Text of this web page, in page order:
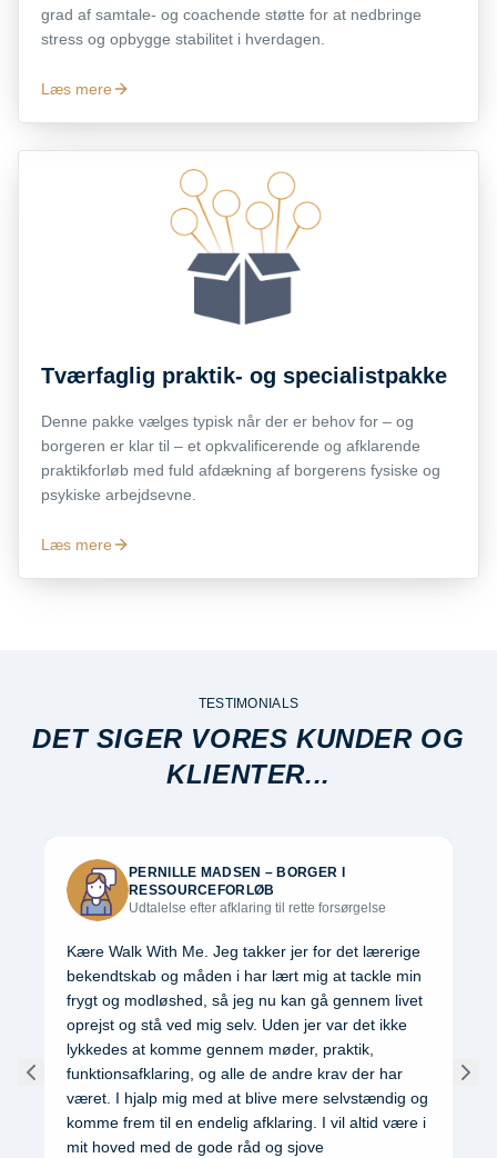
grad af samtale- og coachende støtte for at nedbringe
stress og opbygge stabilitet i hverdagen.
Læs mere
Tværfaglig praktik- og specialistpakke
Denne pakke vælges typisk når der er behov for – og
borgeren er klar til – et opkvalificerende og afklarende
praktikforløb med fuld afdækning af borgerens fysiske og
psykiske arbejdsevne.
Læs mere
TESTIMONIALS
DET SIGER VORES KUNDER OG
KLIENTER...
PERNILLE MADSEN – BORGER I
RESSOURCEFORLØB
Udtalelse efter afklaring til rette forsørgelse
Kære Walk With Me. Jeg takker jer for det lærerige
bekendtskab og måden i har lært mig at tackle min
frygt og modløshed, så jeg nu kan gå gennem livet
oprejst og stå ved mig selv. Uden jer var det ikke
lykkedes at komme gennem møder, praktik,
funktionsafklaring, og alle de andre krav der har
været. I hjalp mig med at blive mere selvstændig og
komme frem til en endelig afklaring. I vil altid være i
mit hoved med de gode råd og sjove